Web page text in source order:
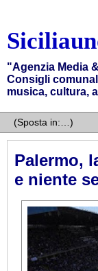
"Agenzia Media
Consigli
musica, cultura,
Palermo,
e niente